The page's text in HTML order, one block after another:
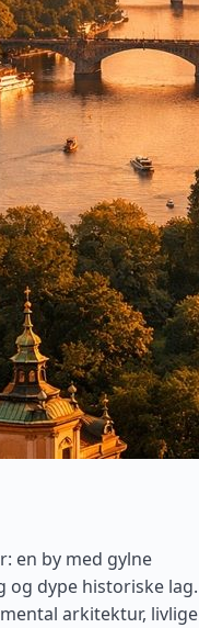
en by med gylne
og dype historiske lag.
arkitektur, livlige